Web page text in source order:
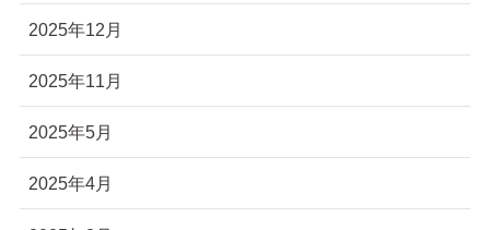
2025年12月
2025年11月
2025年5月
2025年4月